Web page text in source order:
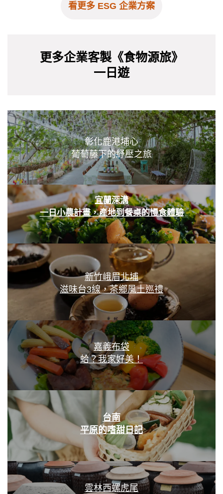
看更多 ESG 企業方案
更多企業客製《食物源旅》
一日遊
彰化鹿港埔心
葡萄藤下的紓壓之旅
宜蘭深溝
一日小農計畫，產地到餐桌的慢食體驗
新竹峨眉北埔
滋味台3線，茶鄉風土巡禮
嘉義布袋
蛤？我家好美！
台南
平原的嗜甜日記
雲林西螺虎尾